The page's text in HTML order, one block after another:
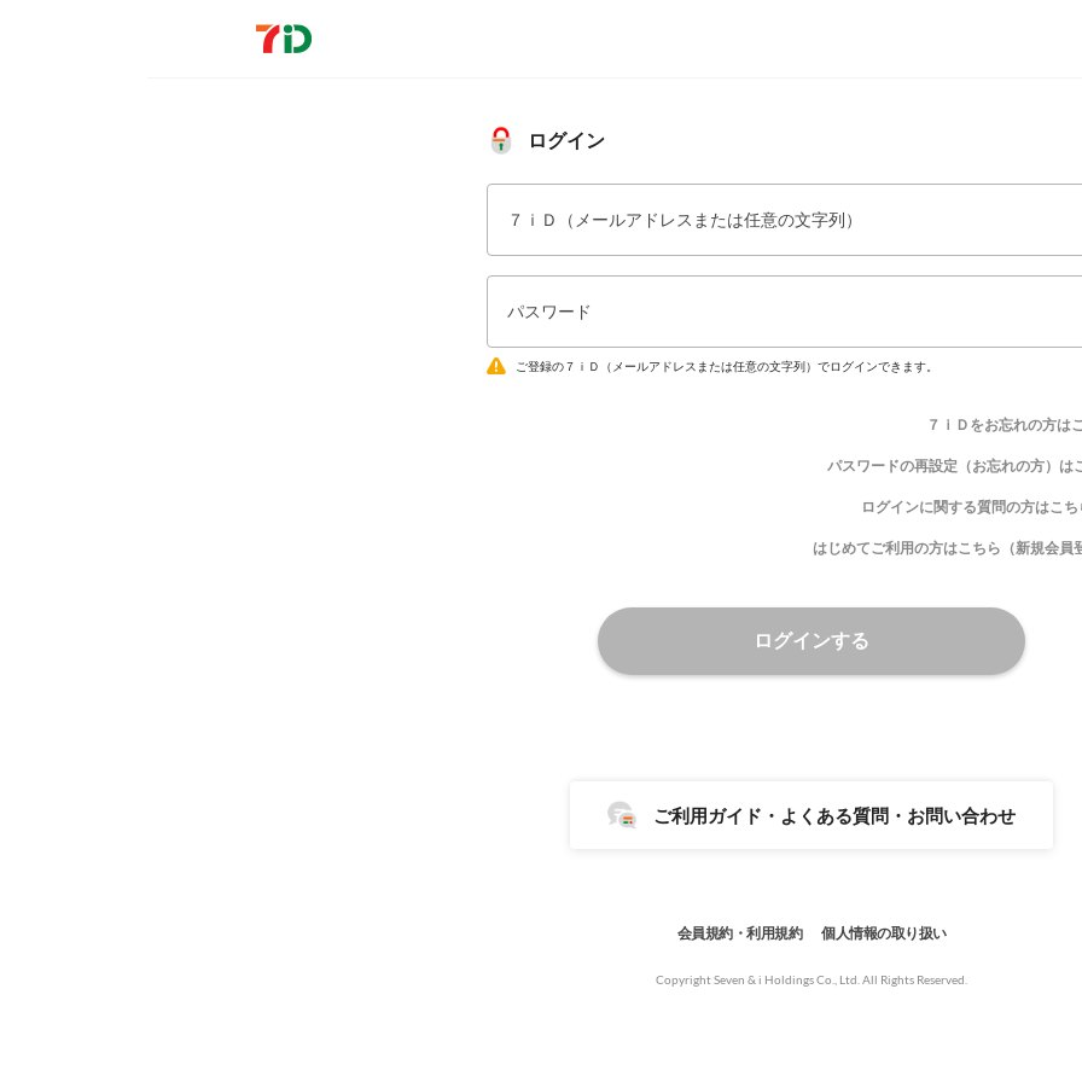
ログイン
７ｉＤ（メールアドレスまたは任意の文字列）
パスワード
ご登録の７ｉＤ（メールアドレスまたは任意の文字列）でログインできます。
７ｉＤをお忘れの方は
パスワードの再設定（お忘れの方）は
ログインに関する質問の方はこち
はじめてご利用の方はこちら（新規会員
ログインする
ご利用ガイド・よくある質問・お問い合わせ
会員規約・利用規約 個人情報の取り扱い
Copyright Seven & i Holdings Co., Ltd. All Rights Reserved.